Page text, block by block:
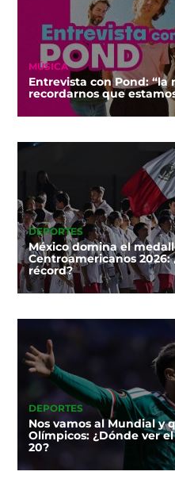
MÚSICA
Entrevista con Pond:
recordarnos que
DEPORTES
México domina el
Centroamericanos
récord?
DEPORTES
Nos vamos al Mundial y
Olímpicos: ¿Dónde ver
20?